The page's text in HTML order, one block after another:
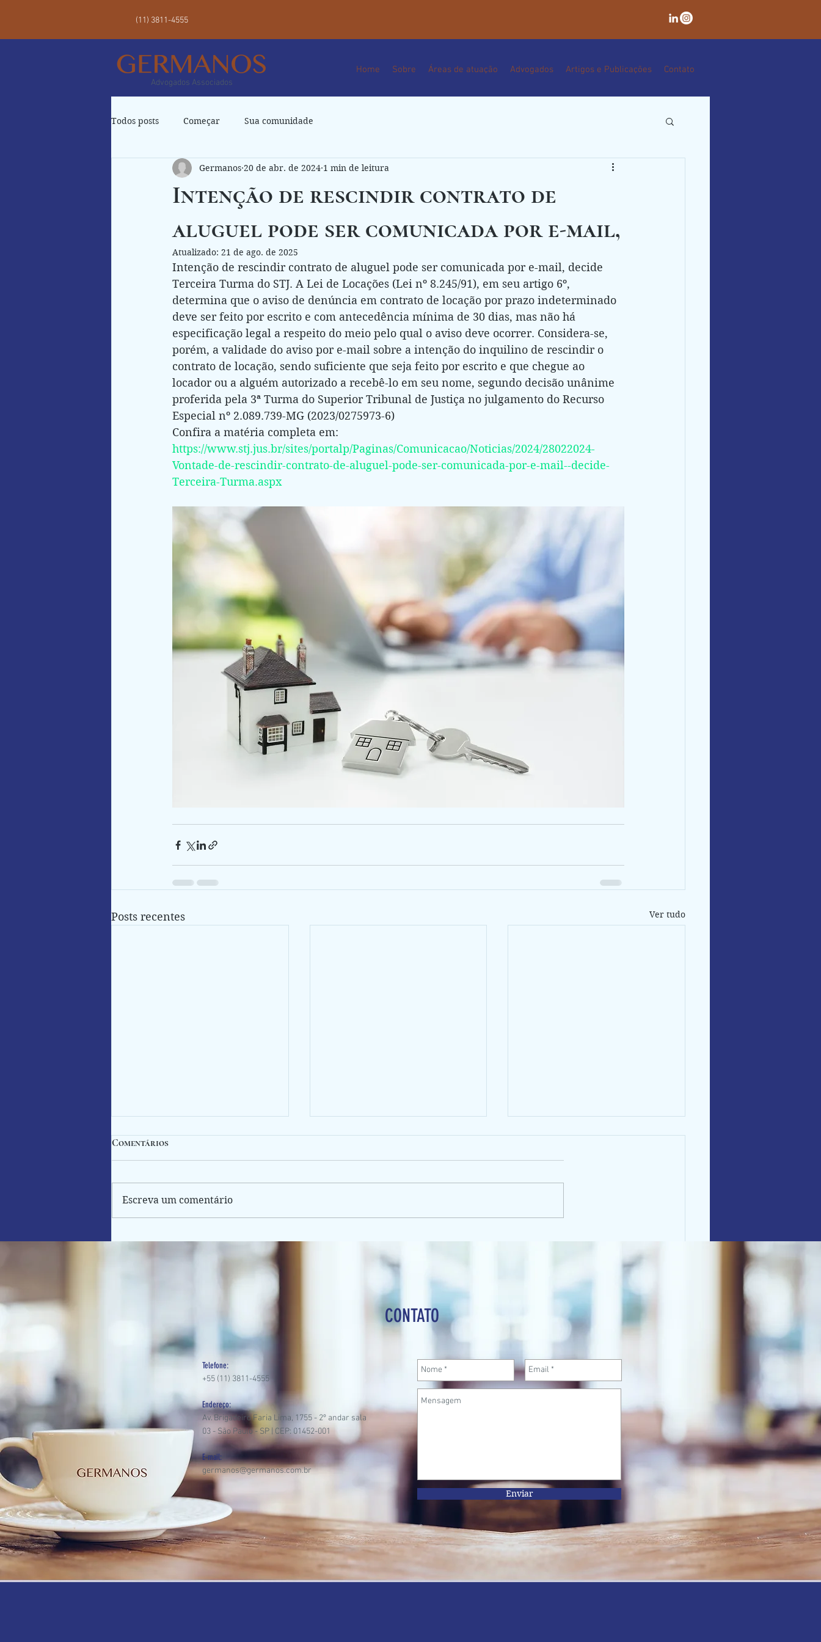
(11) 3811-4555
Home Sobre Áreas de atuação Advogados Artigos e Publicações Contato
Advogados Associados
Todos posts Começar Sua comunidade
Intenção de rescindir contrato de
aluguel pode ser comunicada por e-mail,
Germanos 20 de abr. de 2024 1 min de leitura
Atualizado: 21 de ago. de 2025
Intenção de rescindir contrato de aluguel pode ser comunicada por e-mail, decide
Terceira Turma do STJ. A Lei de Locações (Lei nº 8.245/91), em seu artigo 6º,
determina que o aviso de denúncia em contrato de locação por prazo indeterminado
deve ser feito por escrito e com antecedência mínima de 30 dias, mas não há
especificação legal a respeito do meio pelo qual o aviso deve ocorrer. Considera-se,
porém, a validade do aviso por e-mail sobre a intenção do inquilino de rescindir o
contrato de locação, sendo suficiente que seja feito por escrito e que chegue ao
locador ou a alguém autorizado a recebê-lo em seu nome, segundo decisão unânime
proferida pela 3ª Turma do Superior Tribunal de Justiça no julgamento do Recurso
Especial nº 2.089.739-MG (2023/0275973-6)
Confira a matéria completa em:
https://www.stj.jus.br/sites/portalp/Paginas/Comunicacao/Noticias/2024/28022024-
Vontade-de-rescindir-contrato-de-aluguel-pode-ser-comunicada-por-e-mail--decide-
Terceira-Turma.aspx
Posts recentes Ver tudo
que autoriza a atualização
imóveis com a aplicação de
com menores de idade
Comentários
Escreva um comentário
CONTATO
Telefone:
+55 (11) 3811-4555
Endereço:
Av. Brigadeiro Faria Lima, 1755 - 2º andar sala
03 - São Paulo - SP | CEP: 01452-001
E-mail:
germanos@germanos.com.br
Enviar